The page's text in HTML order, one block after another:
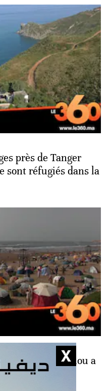
près de Tanger
sont réfugiés dans la
plage d’Aglou a